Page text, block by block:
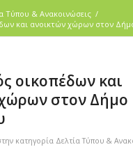
Τύπου & Ανακοινώσεις /
και ανοικτών χώρων στον
οικοπέδων και
στον Δήμο
κατηγορία Δελτία Τύπου &